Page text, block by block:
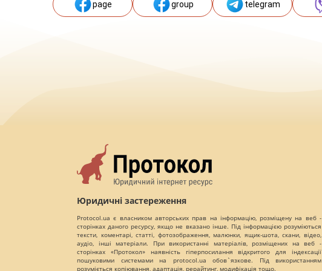
page group telegram
Юридичні застереження
Protocol.ua є власником авторських прав на інформацію, розміщену на веб -
сторінках даного ресурсу, якщо не вказано інше. Під інформацією розуміються
тексти, коментарі, статті, фотозображення, малюнки, ящик-шота, скани, відео,
аудіо, інші матеріали. При використанні матеріалів, розміщених на веб -
сторінках «Протокол» наявність гіперпосилання відкритого для індексації
пошуковими системами на protocol.ua обов`язкове. Під використанням
розуміється копіювання, адаптація, рерайтинг, модифікація тощо.